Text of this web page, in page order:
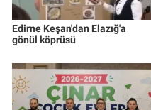
Edirne Keşan'dan Elazığ'a
gönül köprüsü